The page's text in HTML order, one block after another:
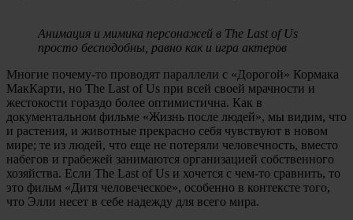
Анимация и мимика персонажей в The Last of Us
просто бесподобны, равно как и игра актеров
Многие почему-то проводят параллели с «Дорогой» Кормака
МакКарти, но The Last of Us при всей своей мрачности и
жестокости гораздо более оптимистична. Как в
документальном фильме «Жизнь после людей», мы видим, что
и растения, и животные прекрасно себя чувствуют в новом
мире; те из людей, что еще не потеряли человечность, вместо
набегов и грабежей занимаются организацией собственного
хозяйства. Если The Last of Us и хочется с чем-то сравнить, то
это фильм «Дитя человеческое», особенно в контексте того,
что Элли несет в себе надежду для всего мира.